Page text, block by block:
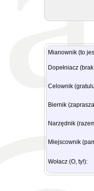
Mianownik (to
Dopełniacz
Celownik
Biernik
Narzędnik
Miejscownik
Wołacz (O, ty!):